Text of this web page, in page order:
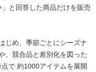
と回答した商品だけを販売
じめ、季節ごとにシーズナ
、競合品と差別化を図った
で 約1000アイテムを展開